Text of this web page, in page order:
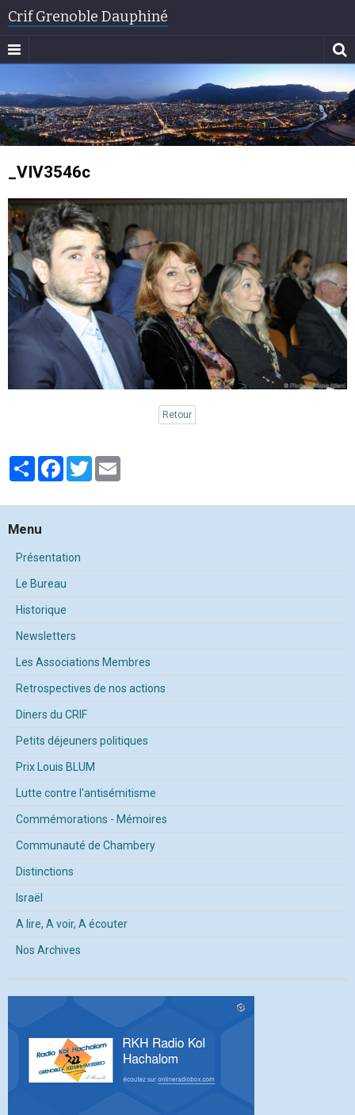
Crif Grenoble Dauphiné
_VIV3546c
Retour
PartagerFacebook
Twitter
Menu
Présentation
Le Bureau
Historique
Newsletters
Les Associations Membres
Retrospectives de nos actions
Diners du CRIF
Petits déjeuners politiques
Prix Louis BLUM
Lutte contre l'antisémitisme
Commémorations - Mémoires
Communauté de Chambery
Distinctions
Israël
A lire, A voir, A écouter
Nos Archives